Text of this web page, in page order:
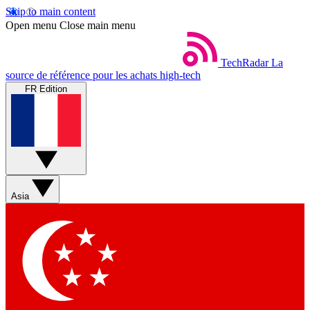
Skip to main content
Open menu Close main menu
TechRadar La
source de référence pour les achats high-tech
FR Edition
Asia